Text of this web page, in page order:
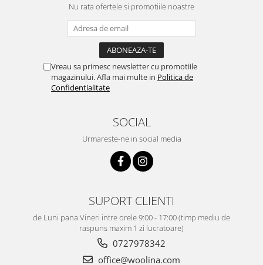
Nu rata ofertele si promotiile noastre
Vreau sa primesc newsletter cu promotiile
magazinului. Afla mai multe in Politica de
Confidentialitate
SOCIAL
Urmareste-ne in social media
SUPORT CLIENTI
de Luni pana Vineri intre orele 9:00 - 17:00 (timp mediu de
raspuns maxim 1 zi lucratoare)
0727978342
office@woolina.com